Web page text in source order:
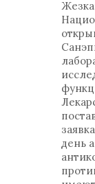
день